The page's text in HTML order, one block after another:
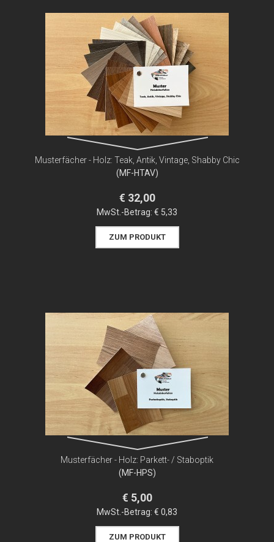
Musterfächer - Holz: Teak, Antik, Vintage, Shabby Chic
(MF-HTAV)
€ 32,00
MwSt.-Betrag: € 5,33
ZUM PRODUKT
Musterfächer - Holz: Parkett- / Staboptik
(MF-HPS)
€ 5,00
MwSt.-Betrag: € 0,83
ZUM PRODUKT